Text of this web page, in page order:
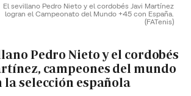
El sevillano Pedro Nieto y el cordobés Javi Martínez
logran el Campeonato del Mundo +45 con España.
(FATenis)
Pedro Nieto y el cordobés
campeones del mundo
la selección española